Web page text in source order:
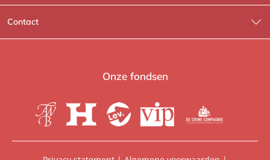
Wat wij doen
Wie is Wie?
Heartbeat
Contact
Contactinformatie
Voor de boekhandels
Onze fondsen